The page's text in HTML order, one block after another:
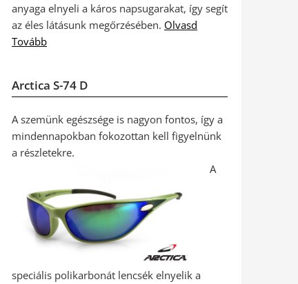
anyaga elnyeli a káros napsugarakat, így segít
az éles látásunk megőrzésében. Olvasd
Tovább
Arctica S-74 D
A szemünk egészsége is nagyon fontos, így a
mindennapokban fokozottan kell figyelnünk
a részletekre.
A
speciális polikarbonát lencsék elnyelik a